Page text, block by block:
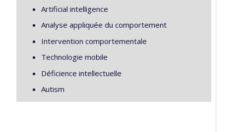
Artificial intelligence
Analyse appliquée du comportement
Intervention comportementale
Technologie mobile
Déficience intellectuelle
Autism